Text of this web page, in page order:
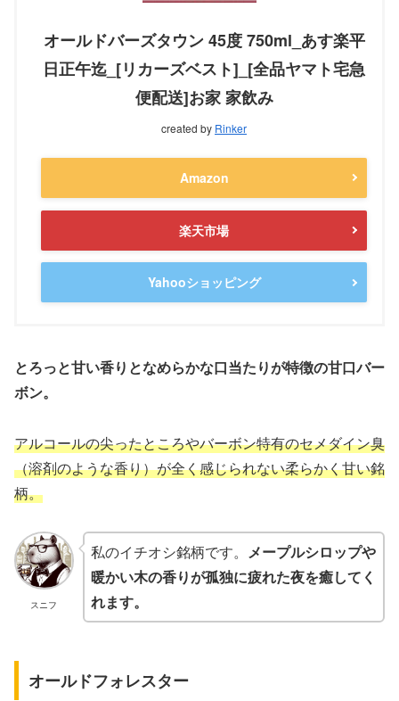
オールドバーズタウン 45度 750ml_あす楽平
日正午迄_[リカーズベスト]_[全品ヤマト宅急
便配送]お家 家飲み
created by Rinker
Amazon
楽天市場
Yahooショッピング
とろっと甘い香りとなめらかな口当たりが特徴の甘口バー
ボン。
アルコールの尖ったところやバーボン特有のセメダイン臭
（溶剤のような香り）が全く感じられない柔らかく甘い銘
柄。
スニフ
私のイチオシ銘柄です。 メープルシロップや
暖かい木の香りが孤独に疲れた夜を癒してく
れます。
オールドフォレスター